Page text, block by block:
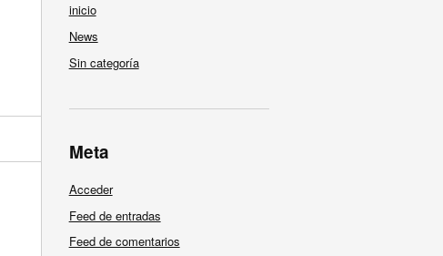
inicio
News
Sin categoría
Meta
Acceder
Feed de entradas
Feed de comentarios